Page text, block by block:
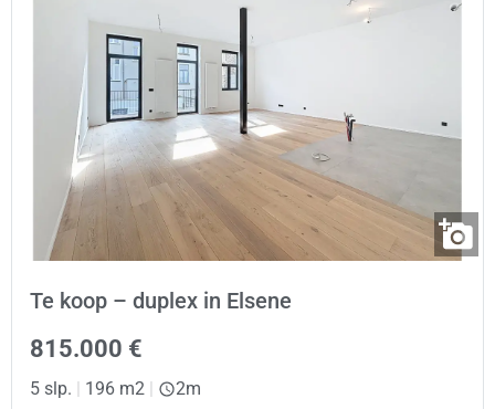
Te koop – duplex in Elsene
815.000 €
5 slp. | 196 m2 | 2m